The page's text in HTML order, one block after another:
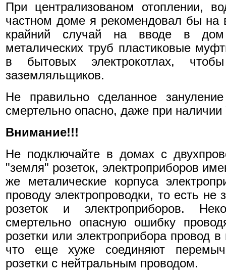
При централизованом отоплении,
частном доме я рекомендовал бы на
крайний случай на вводе в
металических труб пластиковые
в бытовых электрокотлах,
заземляльщиков.
Не правильно сделанное
смертельно опасно, даже при
Внимание!!!
Не подключайте в домах с
"земля" розеток, электроприборов
же металические корпуса
проводу электропроводки, то есть не
розеток и электроприборов.
смертельно опасную ошибку
розетки или электроприбора провод
что еще хуже соединяют
розетки с нейтральным проводом.